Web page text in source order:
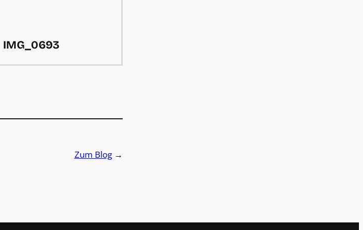
IMG_0693
Zum Blog→